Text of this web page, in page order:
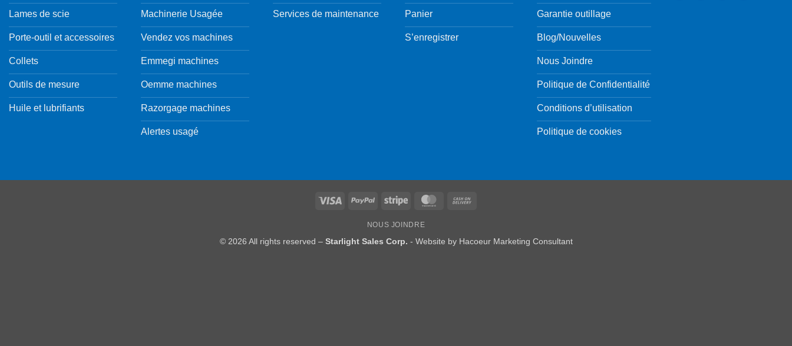
Lames de scie
Porte-outil et accessoires
Collets
Outils de mesure
Huile et lubrifiants
Machinerie Usagée
Vendez vos machines
Emmegi machines
Oemme machines
Razorgage machines
Alertes usagé
Services de maintenance Panier
S’enregistrer
Garantie outillage
Blog/Nouvelles
Nous Joindre
Politique de Confidentialité
Conditions d’utilisation
Politique de cookies
Visa PayPal Stripe MasterCard
NOUS JOINDRE
© 2026 All rights reserved – Starlight Sales Corp. - Website by Hacoeur Marketing Consultant